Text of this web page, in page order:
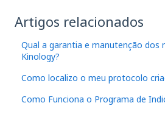
Artigos relacionados
Qual a garantia e manutenção dos
Kinology?
Como localizo o meu protocolo
Como Funciona o Programa de